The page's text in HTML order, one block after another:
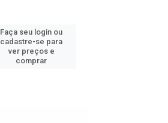
Faça seu login ou
cadastre-se para
ver preços e
comprar